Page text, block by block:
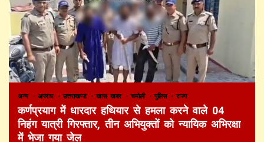
अन्य अपराध उत्तराखण्ड खास खबर चमोली पुलिस राज्य
कर्णप्रयाग में धारदार हथियार से हमला करने वाले 04
निहंग यात्री गिरफ्तार, तीन अभियुक्तों को न्यायिक अभिरक्षा
में भेजा गया जेल